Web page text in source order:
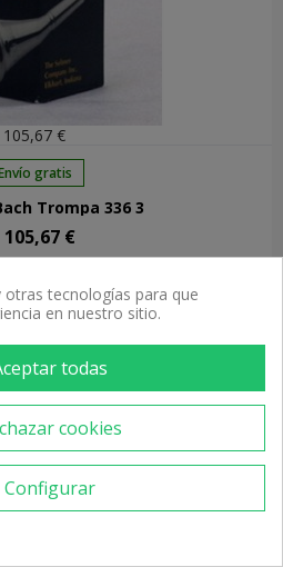
105,67 €
gratis
Trompa 336 3
Precio
105,67 €
10/08 y 11/08
tecnologías para que
en nuestro sitio.
todas
cookies
Configurar